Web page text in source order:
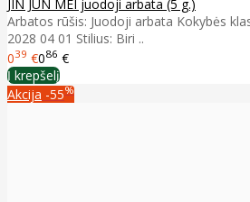
JIN JUN MEI juodoji arbata (5 g.)
Arbatos rūšis: Juodoji arbata Kokybės
2028 04 01 Stilius: Biri ..
039 €086 €
Į krepšelį
Akcija -55%